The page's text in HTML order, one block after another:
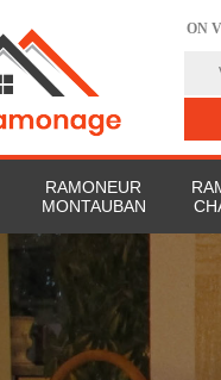
ON
RAMONEUR
MONTAUBAN